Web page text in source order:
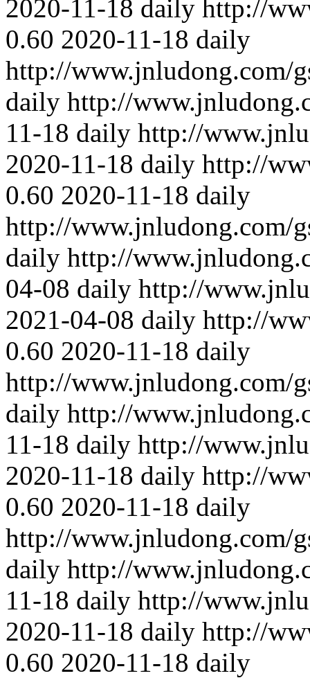
2020-11-18 daily http://
0.60 2020-11-18 daily
http://www.jnludong.com/
daily http://
11-18 daily http://
2020-11-18 daily http://
0.60 2020-11-18 daily
http://www.jnludong.com/
daily http://
04-08 daily http://
2021-04-08 daily http://
0.60 2020-11-18 daily
http://www.jnludong.com/
daily http://
11-18 daily http://
2020-11-18 daily http://
0.60 2020-11-18 daily
http://www.jnludong.com/
daily http://
11-18 daily http://
2020-11-18 daily http://
0.60 2020-11-18 daily